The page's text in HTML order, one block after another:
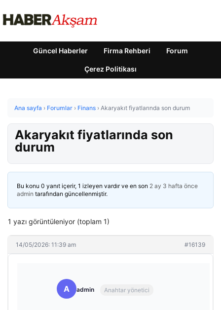
Güncel Haberler Firma Rehberi Forum
Çerez Politikası
Ana sayfa › Forumlar › Finans › Akaryakıt fiyatlarında son durum
Akaryakıt fiyatlarında son
durum
Bu konu 0 yanıt içerir, 1 izleyen vardır ve en son 2 ay 3 hafta önce
admin tarafından güncellenmiştir.
1 yazı görüntüleniyor (toplam 1)
14/05/2026: 11:39 am #16139
A admin Anahtar yönetici